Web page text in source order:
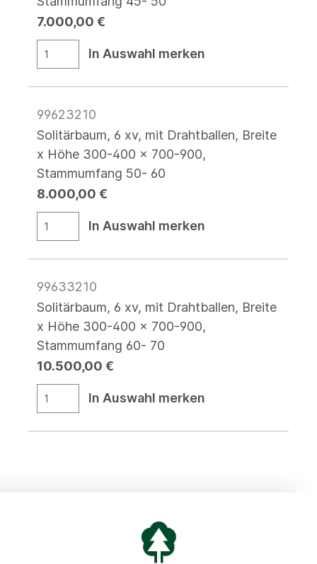
7.000,00 €
In Auswahl merken
99623210
Solitärbaum, 6 xv, mit Drahtballen, Breite
x Höhe 300-400 x 700-900,
Stammumfang 50- 60
8.000,00 €
In Auswahl merken
99633210
Solitärbaum, 6 xv, mit Drahtballen, Breite
x Höhe 300-400 x 700-900,
Stammumfang 60- 70
10.500,00 €
In Auswahl merken